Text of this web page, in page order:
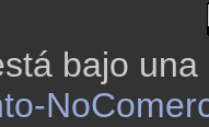
bajo una